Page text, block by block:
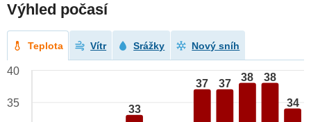
Výhled počasí
Teplota Vítr Srážky Nový sníh
33
37 37
38 38
34
40
35